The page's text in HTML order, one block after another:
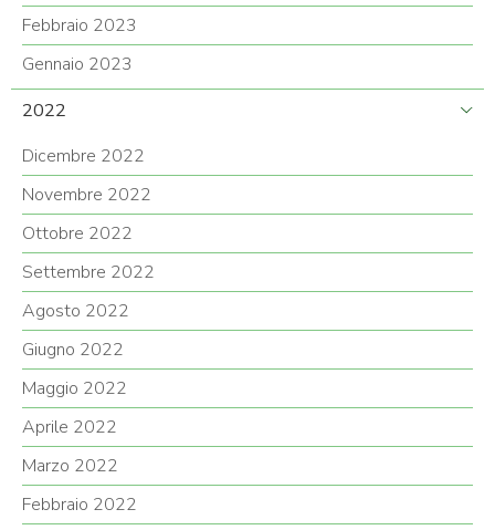
Febbraio 2023
Gennaio 2023
2022
Dicembre 2022
Novembre 2022
Ottobre 2022
Settembre 2022
Agosto 2022
Giugno 2022
Maggio 2022
Aprile 2022
Marzo 2022
Febbraio 2022